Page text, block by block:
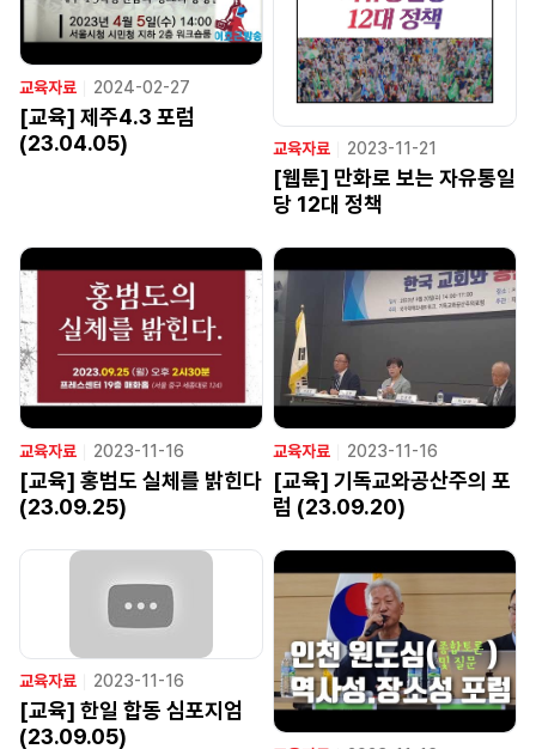
교육자료 2024-02-27
[교육] 제주4.3 포럼
(23.04.05)
교육자료 2023-11-21
[웹툰] 만화로 보는 자유통일
당 12대 정책
교육자료 2023-11-16
[교육] 홍범도 실체를 밝힌다
(23.09.25)
교육자료 2023-11-16
[교육] 기독교와공산주의 포
럼 (23.09.20)
교육자료 2023-11-16
[교육] 한일 합동 심포지엄
(23.09.05)